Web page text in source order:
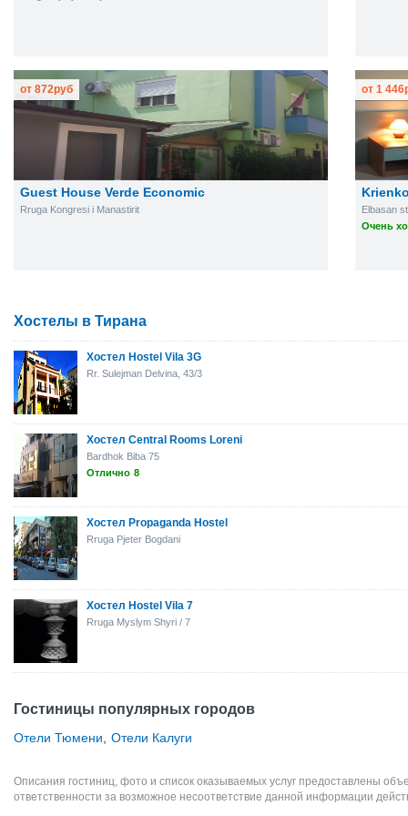
Guest House Verde Economic
Rruga Kongresi i Manastirit
от 872руб
Elbasan
Очень
от 1 446
Хостелы в Тирана
Хостел Hostel Vila 3G
Rr. Sulejman Delvina, 43/3
Хостел Central Rooms Loreni
Bardhok Biba 75
Отлично 8
Хостел Propaganda Hostel
Rruga Pjeter Bogdani
Хостел Hostel Vila 7
Rruga Myslym Shyri / 7
Гостиницы популярных городов
Отели Тюмени Отели Калуги
Описания гостиниц, фото и список оказываемых услуг предоставлены
ответственности за возможное несоответствие данной информации